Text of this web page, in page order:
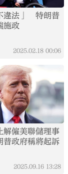
違法」 特朗普
施政
2025.02.18 00:06
解僱美聯儲理事
政府稱將起訴
2025.09.16 13:28